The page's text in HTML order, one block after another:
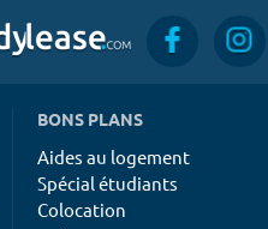
BONS PLANS
Aides au logement
Spécial étudiants
Colocation